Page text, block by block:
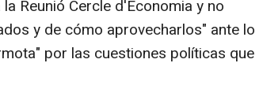
Reunió Cercle d'Economia y no
y de cómo aprovecharlos" ante lo
por las cuestiones políticas que